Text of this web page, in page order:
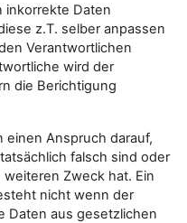
inkorrekte Daten
z.T. selber anpassen
Verantwortlichen
wird der
die Berichtigung
einen Anspruch darauf,
falsch sind oder
Zweck hat. Ein
nicht wenn der
Daten aus gesetzlichen